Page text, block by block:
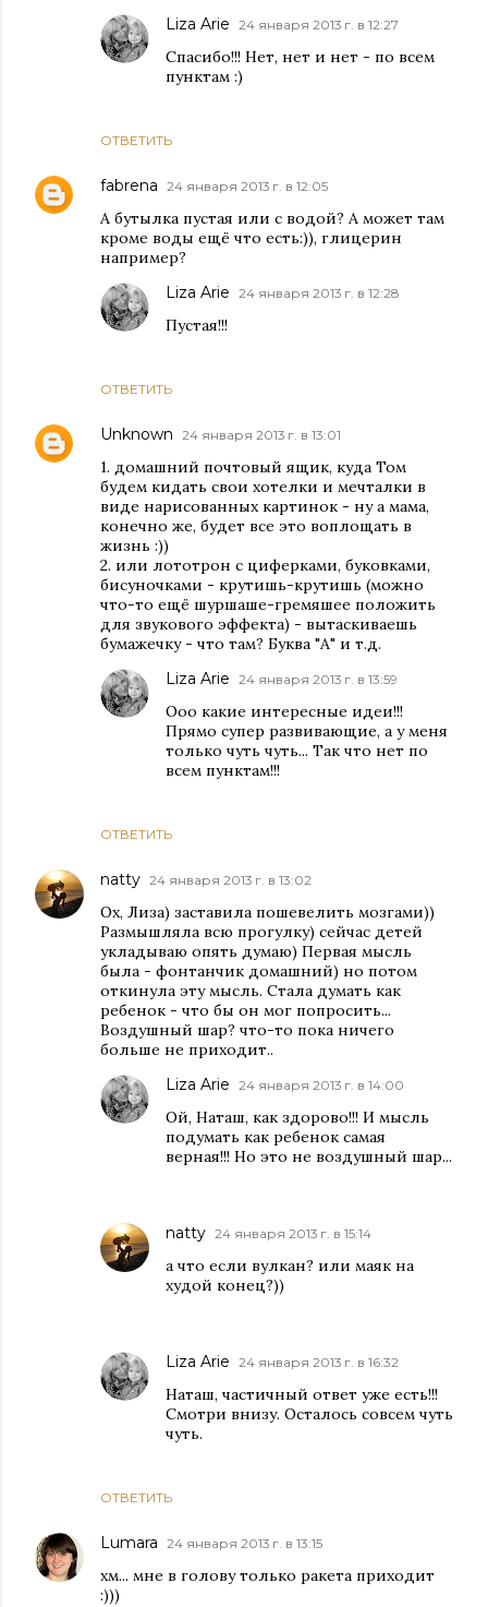
ОТВЕТИТЬ
Liza Arie 24 января 2013 г. в 12:27
Спасибо!!! Нет, нет и нет - по всем
пунктам :)
fabrena 24 января 2013 г. в 12:05
А бутылка пустая или с водой? А может там
кроме воды ещё что есть:)), глицерин
например?
ОТВЕТИТЬ
Liza Arie 24 января 2013 г. в 12:28
Пустая!!!
Unknown 24 января 2013 г. в 13:01
1. домашний почтовый ящик, куда Том
будем кидать свои хотелки и мечталки в
виде нарисованных картинок - ну а мама,
конечно же, будет все это воплощать в
жизнь :))
2. или лототрон с циферками, буковками,
бисуночками - крутишь-крутишь (можно
что-то ещё шуршаше-гремяшее положить
для звукового эффекта) - вытаскиваешь
бумажечку - что там? Буква "А" и т.д.
ОТВЕТИТЬ
Liza Arie 24 января 2013 г. в 13:59
Ооо какие интересные идеи!!!
Прямо супер развивающие, а у меня
только чуть чуть... Так что нет по
всем пунктам!!!
natty 24 января 2013 г. в 13:02
Ох, Лиза) заставила пошевелить мозгами))
Размышляла всю прогулку) сейчас детей
укладываю опять думаю) Первая мысль
была - фонтанчик домашний) но потом
откинула эту мысль. Стала думать как
ребенок - что бы он мог попросить...
Воздушный шар? что-то пока ничего
больше не приходит..
ОТВЕТИТЬ
Liza Arie 24 января 2013 г. в 14:00
Ой, Наташ, как здорово!!! И мысль
подумать как ребенок самая
верная!!! Но это не воздушный шар...
natty 24 января 2013 г. в 15:14
а что если вулкан? или маяк на
худой конец?))
Liza Arie 24 января 2013 г. в 16:32
Наташ, частичный ответ уже есть!!!
Смотри внизу. Осталось совсем чуть
чуть.
Lumara 24 января 2013 г. в 13:15
хм... мне в голову только ракета приходит
:)))